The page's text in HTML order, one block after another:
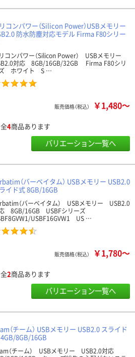
コンパワー（Silicon Power）USBメモリー
防水防塵対応モデル Firma F80シリー
コンパワー（Silicon Power） USBメモリー
対応 8GB/16GB/32GB Firma F80シリ
ホワイト S …
販売価格（税込） ￥1,480～
4商品あります
バリエーション一覧へ
（バーベイタム） USBメモリー USB2.0
イド式 8GB/16GB
（バーベイタム） USBメモリー USB2.0
8GB/16GB USBFシリーズ
USBF16GVW1 US …
販売価格（税込） ￥1,780～
2商品あります
バリエーション一覧へ
（チーム） USBメモリー USB2.0 スライド
8GB/16GB
（チーム） USBメモリー USB2.0対応